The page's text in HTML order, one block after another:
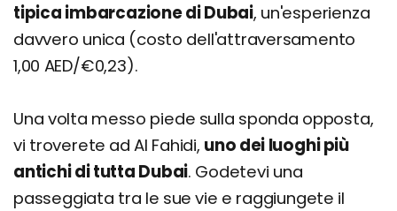
tipica imbarcazione di Dubai, un'esperienza
davvero unica (costo dell'attraversamento
1,00 AED/€0,23).
Una volta messo piede sulla sponda opposta,
vi troverete ad Al Fahidi, uno dei luoghi più
antichi di tutta Dubai. Godetevi una
passeggiata tra le sue vie e raggiungete il